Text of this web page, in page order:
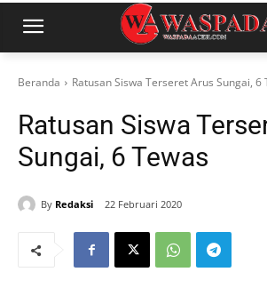
Beranda Ratusan Siswa Terseret Arus Sungai, 6
Ratusan Siswa
Sungai, 6 Tewas
By Redaksi 22 Februari 2020